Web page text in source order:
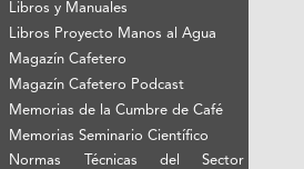
Libros y Manuales
Libros Proyecto Manos al Agua
Magazín Cafetero
Magazín Cafetero Podcast
Memorias de la Cumbre de Café
Memorias Seminario Científico
Normas Técnicas del Sector